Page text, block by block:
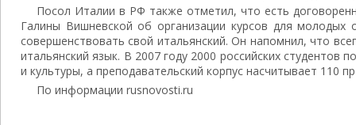
Посол Италии в РФ также отметил, что есть
Галины Вишневской об организации курсов для
совершенствовать свой итальянский. Он напомнил, что
итальянский язык. В 2007 году 2000 российских студентов
и культуры, а преподавательский корпус насчитывает 110
По информации rusnovosti.ru